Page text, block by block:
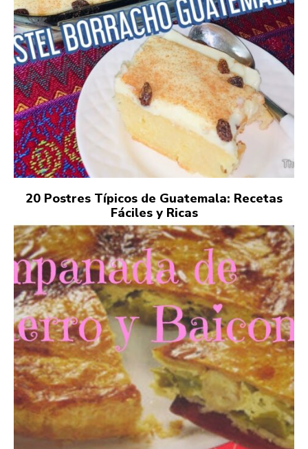
20 Postres Típicos de Guatemala: Recetas
Fáciles y Ricas